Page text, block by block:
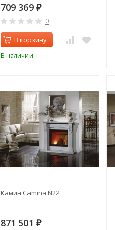
709 369 ₽
0
В корзину
В наличии
Камин Camina N22
871 501 ₽